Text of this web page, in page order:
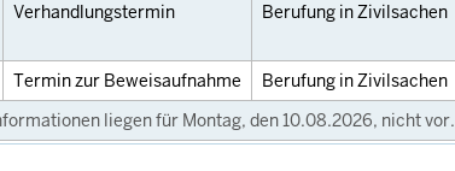
Verhandlungstermin Berufung in Zivilsachen
Termin zur Beweisaufnahme Berufung in Zivilsachen
liegen für Montag, den 10.08.2026, nicht vor.